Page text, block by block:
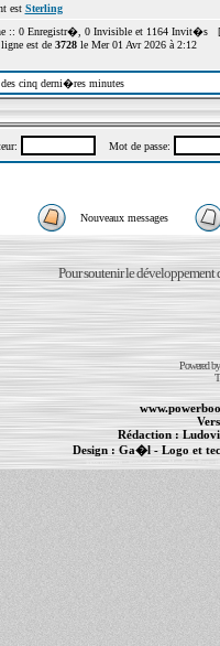
est Sterling
:: 0 Enregistr�, 0 Invisible et 1164 Invit�s
est de 3728le Mer 01 Avr 2026 à 2:12
cinq derni�res minutes
Mot de passe:
Nouveaux messages
Pour soutenir le développement
Powered
Rédaction :
Design : Ga�l- Logo et